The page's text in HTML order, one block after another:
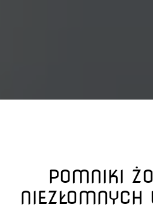
POMNIKI
NIEZŁOMNYCH